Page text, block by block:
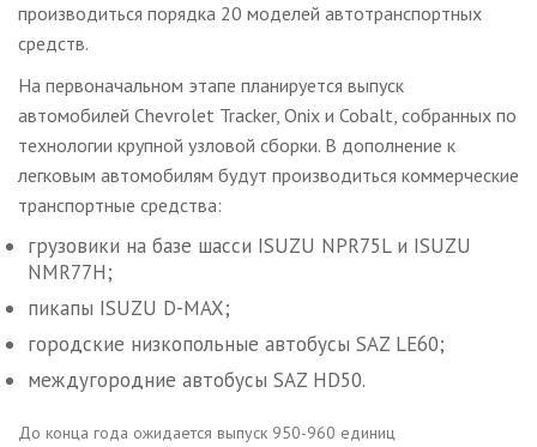
производиться порядка 20 моделей автотранспортных
средств.
На первоначальном этапе планируется выпуск
автомобилей Chevrolet Tracker, Onix и Cobalt, собранных по
технологии крупной узловой сборки. В дополнение к
легковым автомобилям будут производиться коммерческие
транспортные средства:
грузовики на базе шасси ISUZU NPR75L и ISUZU
NMR77H;
пикапы ISUZU D-MAX;
городские низкопольные автобусы SAZ LE60;
междугородние автобусы SAZ HD50.
До конца года ожидается выпуск 950-960 единиц